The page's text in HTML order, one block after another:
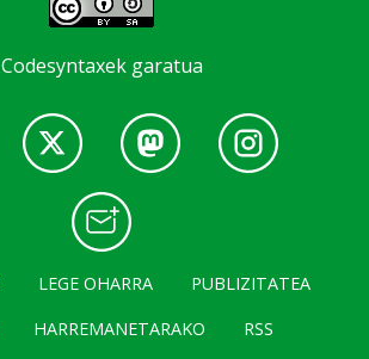
Codesyntaxek garatua
LEGE OHARRA
PUBLIZITATEA
HARREMANETARAKO RSS